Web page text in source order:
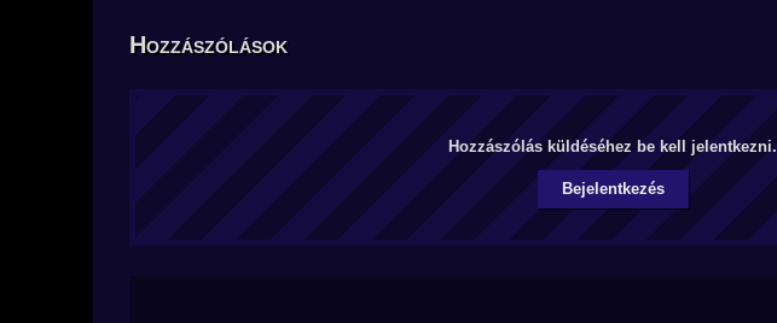
Hozzászólások
Hozzászólás küldéséhez be kell jelentkezni.
Bejelentkezés